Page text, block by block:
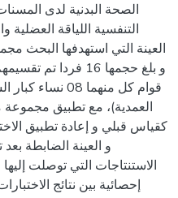
التنفسية اللياقة
و بلغ حجمها 16
قوام كل منهما
العمدية)، مع تطبيق مجموعة
كقياس قبلي و إعادة تطبيق
و العينة الضابطة
الاستنتاجات التي توصلت
إحصائية بين نتائج